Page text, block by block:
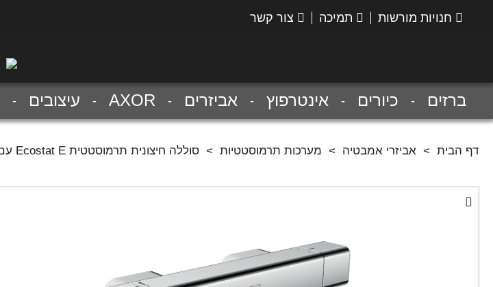
חנויות מורשות תמיכה צור קשר
ברזים כיורים אינטרפוץ אביזרים AXOR עיצובים
דף הבית > אביזרי אמבטיה > מערכות תרמוסטטיות > סוללה חיצונית תרמוסטטית Ecostat E עם יציאת מים 1 בגימור כרום